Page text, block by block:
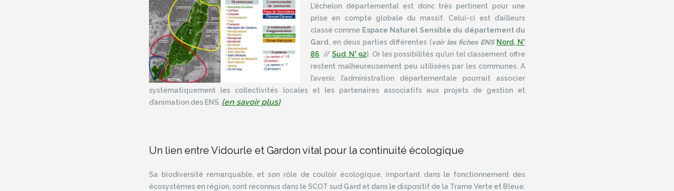
L’échelon départemental est donc très pertinent pour une
prise en compte globale du massif. Celui-ci est d’ailleurs
classé comme Espace Naturel Sensible du département du
Gard , en deux parties différentes (voir les fiches ENS Nord, N°
86 // Sud, N° 92). Or les possibilités qu’un tel classement offre
restent malheureusement peu utilisées par les communes. A
l’avenir, l’administration départementale pourrait associer
systématiquement les collectivités locales et les partenaires associatifs aux projets de gestion et
d’animation des ENS. (en savoir plus)
Un lien entre Vidourle et Gardon vital pour la continuité écologique
Sa biodiversité remarquable, et son rôle de couloir écologique, important dans le fonctionnement des
écosystèmes en région, sont reconnus dans le SCOT sud Gard et dans le dispositif de la Trame Verte et Bleue.